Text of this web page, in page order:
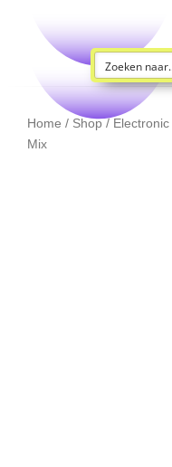
Home / Shop/ Electronic
Mix